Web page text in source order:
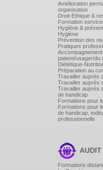
Amélioration
organisation
Droit-Ethique &
Formation
Hygiène &
Hygiène
Prévention des
Pratiques
patient/usager/du
Diététique-
Préparation au
Travailler auprès
Travailler auprès
Travailler auprès
de handicap
Formations pour
Formations pour
de handicap,
professionnelle
Formations